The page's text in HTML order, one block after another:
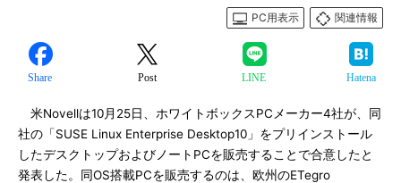
PC用表示
関連情報
Share Post LINE Hatena
米Novellは10月25日、ホワイトボックスPCメーカー4社が、同
社の「SUSE Linux Enterprise Desktop10」をプリインストール
したデスクトップおよびノートPCを販売することで合意したと
発表した。同OS搭載PCを販売するのは、欧州のETegro